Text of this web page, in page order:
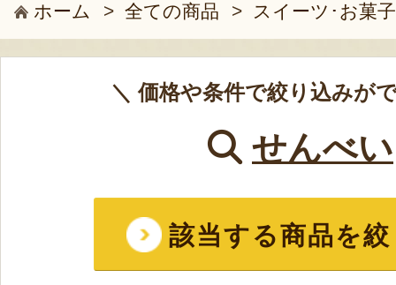
ホーム > 全ての商品 > スイーツ･お菓子
＼ 価格や条件で絞り込みが
せんべい
該当する商品を